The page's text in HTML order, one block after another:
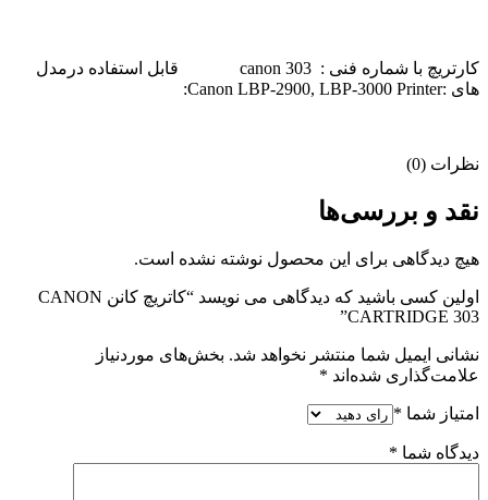
کارتریچ با شماره فنی : canon 303 قابل استفاده درمدل
های :Canon LBP-2900, LBP-3000 Printer:
نظرات (0)
نقد و بررسی‌ها
هیچ دیدگاهی برای این محصول نوشته نشده است.
اولین کسی باشید که دیدگاهی می نویسد “کاتریچ کانن CANON
CARTRIDGE 303”
نشانی ایمیل شما منتشر نخواهد شد. بخش‌های موردنیاز
علامت‌گذاری شده‌اند *
امتیاز شما *
دیدگاه شما *